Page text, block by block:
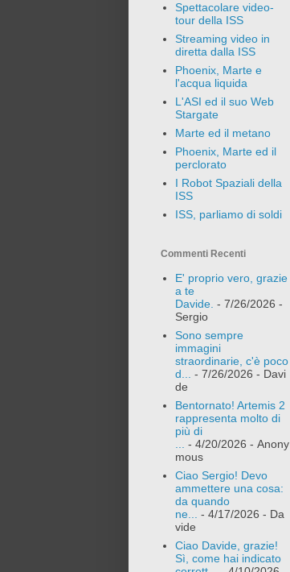
Spettacolare video-
tour della ISS
Streaming video in
diretta dalla ISS
Phoenix, Marte e
l'acqua liquida
L'ASI ed il suo Web
Stargate
Marte ed il metano
Phoenix, Marte ed il
perclorato
I Robot Spaziali della
ISS
ISS, parliamo di soldi
Commenti Recenti
E' proprio vero, grazie
a te
Davide. - 7/26/2026 -
Sergio
Sono sempre
immagini
straordinarie, c'è poco
d... - 7/26/2026 - Davi
de
Bentornato! Artemis 2
rappresenta molto di
più di
... - 4/20/2026 - Anony
mous
Ciao Sergio! Devo
ammettere una cosa:
da quando
ne... - 4/17/2026 - Da
vide
Ciao Davide, grazie!
Sì, come hai indicato